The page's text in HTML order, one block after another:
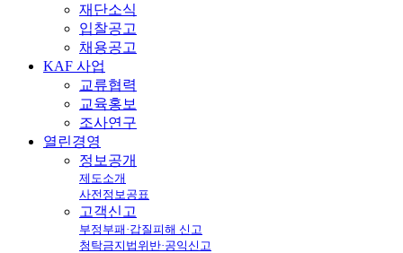
재단소식
입찰공고
채용공고
KAF 사업
교류협력
교육홍보
조사연구
열린경영
정보공개
제도소개
사전정보공표
고객신고
부정부패·갑질피해 신고
청탁금지법위반·공익신고